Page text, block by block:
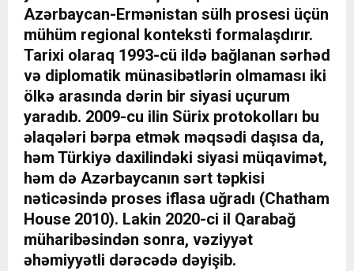
Azərbaycan-Ermənistan sülh prosesi üçün
mühüm regional konteksti formalaşdırır.
Tarixi olaraq 1993-cü ildə bağlanan sərhəd
və diplomatik münasibətlərin olmaması iki
ölkə arasında dərin bir siyasi uçurum
yaradıb. 2009-cu ilin Sürix protokolları bu
əlaqələri bərpa etmək məqsədi daşısa da,
həm Türkiyə daxilindəki siyasi müqavimət,
həm də Azərbaycanın sərt təpkisi
nəticəsində proses iflasa uğradı (Chatham
House 2010). Lakin 2020-ci il Qarabağ
müharibəsindən sonra, vəziyyət
əhəmiyyətli dərəcədə dəyişib.